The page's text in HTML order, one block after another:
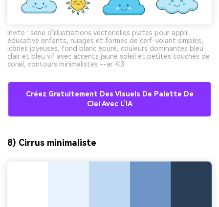
Invite : série d’illustrations vectorielles plates pour appli
éducative enfants, nuages et formes de cerf-volant simples,
icônes joyeuses, fond blanc épuré, couleurs dominantes bleu
clair et bleu vif avec accents jaune soleil et petites touches de
corail, contours minimalistes --ar 4:3
Créez Gratuitement Des Visuels De Palette De
Ciel Avec L’IA
8) Cirrus minimaliste